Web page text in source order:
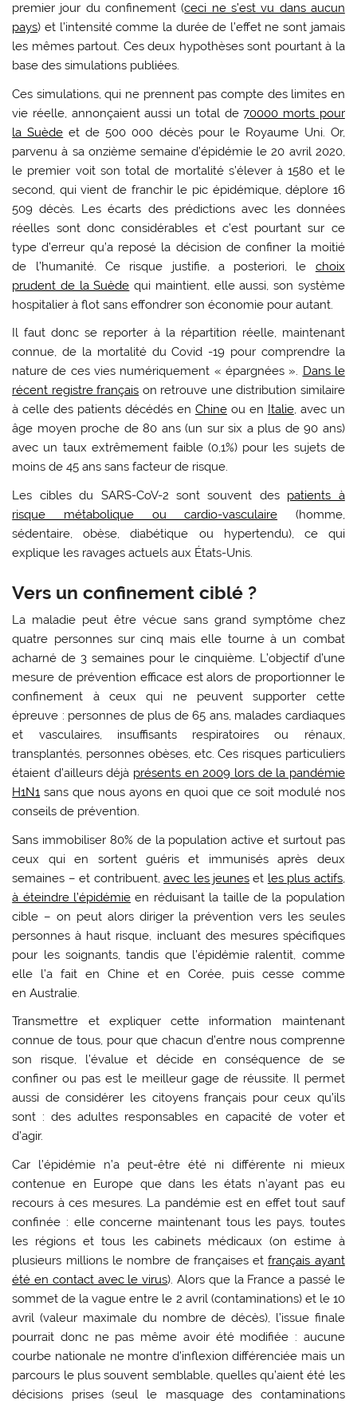
premier jour du confinement (ceci ne s’est vu dans aucun
pays) et l’intensité comme la durée de l’effet ne sont jamais
les mêmes partout. Ces deux hypothèses sont pourtant à la
base des simulations publiées.
Ces simulations, qui ne prennent pas compte des limites en
vie réelle, annonçaient aussi un total de70000 morts pour
la Suède et de 500 000 décès pour le Royaume Uni. Or,
parvenu à sa onzième semaine d’épidémie le 20 avril 2020,
le premier voit son total de mortalité s’élever à 1580 et le
second, qui vient de franchir le pic épidémique, déplore 16
509 décès. Les écarts des prédictions avec les données
réelles sont donc considérables et c’est pourtant sur ce
type d’erreur qu’a reposé la décision de confiner la moitié
de l’humanité. Ce risque justifie, a posteriori, le choix
prudent de la Suède qui maintient, elle aussi, son système
hospitalier à flot sans effondrer son économie pour autant.
Il faut donc se reporter à la répartition réelle, maintenant
connue, de la mortalité du Covid -19 pour comprendre la
nature de ces vies numériquement « épargnées ». Dans le
récent registre français on retrouve une distribution similaire
à celle des patients décédés en Chineou en Italie, avec un
âge moyen proche de 80 ans (un sur six a plus de 90 ans)
avec un taux extrêmement faible (0,1%) pour les sujets de
moins de 45 ans sans facteur de risque.
Les cibles du SARS-CoV-2 sont souvent des patients à
risque métabolique ou cardio-vasculaire (homme,
sédentaire, obèse, diabétique ou hypertendu), ce qui
explique les ravages actuels aux États-Unis.
Vers un confinement ciblé ?
La maladie peut être vécue sans grand symptôme chez
quatre personnes sur cinq mais elle tourne à un combat
acharné de 3 semaines pour le cinquième. L’objectif d’une
mesure de prévention efficace est alors de proportionner le
confinement à ceux qui ne peuvent supporter cette
épreuve : personnes de plus de 65 ans, malades cardiaques
et vasculaires, insuffisants respiratoires ou rénaux,
transplantés, personnes obèses, etc. Ces risques particuliers
étaient d’ailleurs déjà présents en 2009 lors de la pandémie
H1N1 sans que nous ayons en quoi que ce soit modulé nos
conseils de prévention.
Sans immobiliser 80% de la population active et surtout pas
ceux qui en sortent guéris et immunisés après deux
semaines – et contribuent,avec les jeuneset les plus actifs,
à éteindre l’épidémie en réduisant la taille de la population
cible – on peut alors diriger la prévention vers les seules
personnes à haut risque, incluant des mesures spécifiques
pour les soignants, tandis que l’épidémie ralentit, comme
elle l’a fait en Chine et en Corée, puis cesse comme
en Australie.
Transmettre et expliquer cette information maintenant
connue de tous, pour que chacun d’entre nous comprenne
son risque, l’évalue et décide en conséquence de se
confiner ou pas est le meilleur gage de réussite. Il permet
aussi de considérer les citoyens français pour ceux qu’ils
sont : des adultes responsables en capacité de voter et
d’agir.
Car l’épidémie n’a peut-être été ni différente ni mieux
contenue en Europe que dans les états n’ayant pas eu
recours à ces mesures. La pandémie est en effet tout sauf
confinée : elle concerne maintenant tous les pays, toutes
les régions et tous les cabinets médicaux (on estime à
plusieurs millions le nombre de françaises etfrançais ayant
été en contact avec le virus). Alors que la France a passé le
sommet de la vague entre le 2 avril (contaminations) et le 10
avril (valeur maximale du nombre de décès), l’issue finale
pourrait donc ne pas même avoir été modifiée : aucune
courbe nationale ne montre d’inflexion différenciée mais un
parcours le plus souvent semblable, quelles qu’aient été les
décisions prises (seul le masquage des contaminations